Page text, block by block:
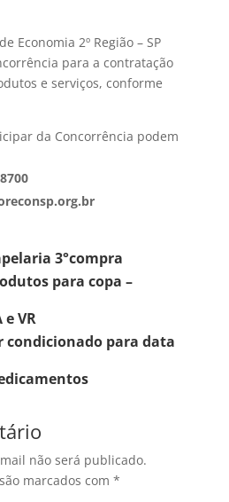
Economia 2º Região – SP
para a contratação
e serviços, conforme
da Concorrência podem
3°compra
para copa –
e VR
condicionado para data
não será publicado.
marcados com *